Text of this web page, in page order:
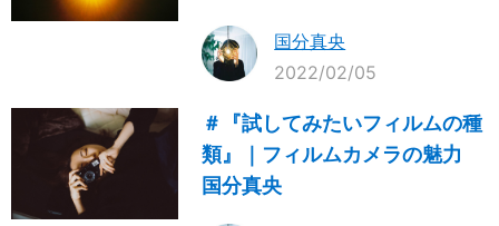
国分真央
2022/02/05
＃『試してみたいフィルムの種
類』｜フィルムカメラの魅力
国分真央